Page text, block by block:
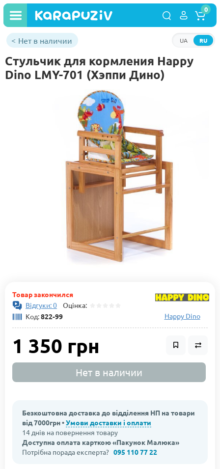
RU
UA
0
Нет в наличии
Стульчик для кормления Happy
Dino LMY-701 (Хэппи Дино)
Товар закончился
Відгуки: 0 Оцінка:
Код:822-99 Happy Dino
1 350 грн
Нет в наличии
Безкоштовна доставка до відділення НП на товари
від 7000грн •Умови доставки і оплати
14 днів на повернення товару
Доступна оплата карткою «Пакунок Малюка»
Потрібна порада експерта? 095 110 77 22